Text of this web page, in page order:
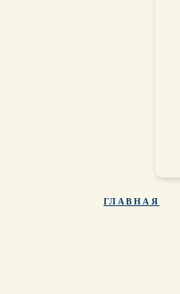
ГЛАВНАЯ